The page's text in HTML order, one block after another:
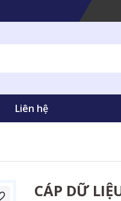
Liên hệ
CÁP DỮ